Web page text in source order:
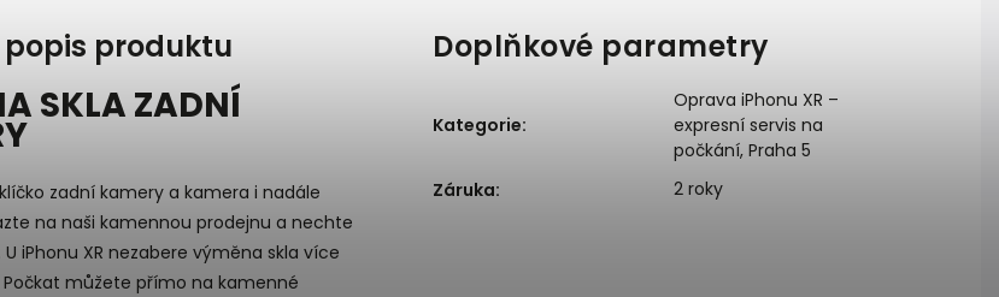
produktu
SKLA ZADNÍ
zadní kamery a kamera i nadále
na naši kamennou prodejnu a nechte
iPhonu XR nezabere výměna skla více
můžete přímo na kamenné
Doplňkové parametry
Kategorie:
Oprava iPhonu XR –
expresní servis na
počkání, Praha 5
Záruka: 2 roky